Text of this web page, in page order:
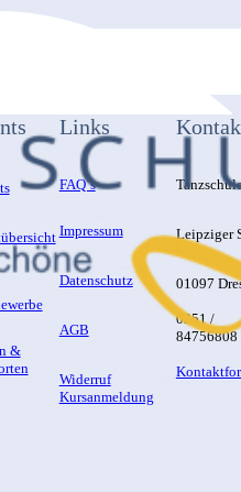
&
Links
FAQ´s
Impressum
Datenschutz
AGB
Widerruf
Kursanmeldung
Leipziger
01097
0351 /
84756808